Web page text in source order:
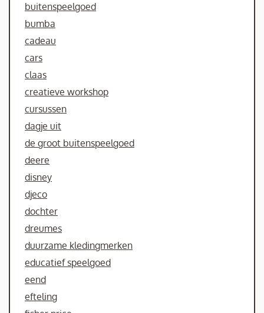
buitenspeelgoed
bumba
cadeau
cars
claas
creatieve workshop
cursussen
dagje uit
de groot buitenspeelgoed
deere
disney
djeco
dochter
dreumes
duurzame kledingmerken
educatief speelgoed
eend
efteling